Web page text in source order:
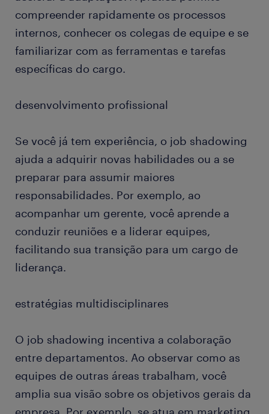
compreender rapidamente os processos
internos, conhecer os colegas de equipe e se
familiarizar com as ferramentas e tarefas
específicas do cargo.
desenvolvimento profissional
Se você já tem experiência, o job shadowing
ajuda a adquirir novas habilidades ou a se
preparar para assumir maiores
responsabilidades. Por exemplo, ao
acompanhar um gerente, você aprende a
conduzir reuniões e a liderar equipes,
facilitando sua transição para um cargo de
liderança.
estratégias multidisciplinares
O job shadowing incentiva a colaboração
entre departamentos. Ao observar como as
equipes de outras áreas trabalham, você
amplia sua visão sobre os objetivos gerais da